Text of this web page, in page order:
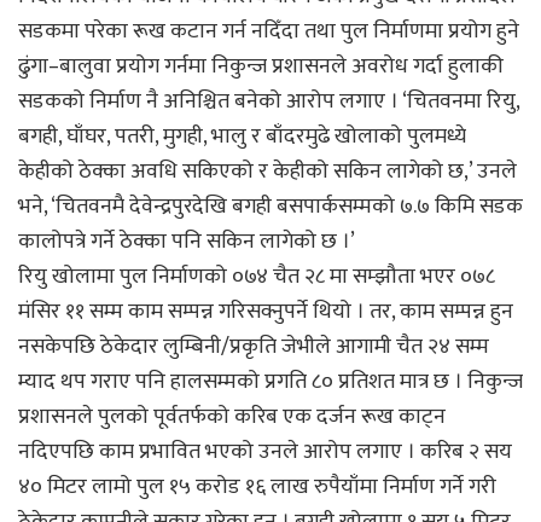
सडकमा परेका रूख कटान गर्न नदिँदा तथा पुल निर्माणमा प्रयोग हुने
ढुंगा–बालुवा प्रयोग गर्नमा निकुन्ज प्रशासनले अवरोध गर्दा हुलाकी
सडकको निर्माण नै अनिश्चित बनेको आरोप लगाए । ‘चितवनमा रियु,
बगही, घाँघर, पतरी, मुगही, भालु र बाँदरमुढे खोलाको पुलमध्ये
केहीको ठेक्का अवधि सकिएको र केहीको सकिन लागेको छ,’ उनले
भने, ‘चितवनमै देवेन्द्रपुरदेखि बगही बसपार्कसम्मको ७.७ किमि सडक
कालोपत्रे गर्ने ठेक्का पनि सकिन लागेको छ ।’
रियु खोलामा पुल निर्माणको ०७४ चैत २८ मा सम्झौता भएर ०७८
मंसिर ११ सम्म काम सम्पन्न गरिसक्नुपर्ने थियो । तर, काम सम्पन्न हुन
नसकेपछि ठेकेदार लुम्बिनी/प्रकृति जेभीले आगामी चैत २४ सम्म
म्याद थप गराए पनि हालसम्मको प्रगति ८० प्रतिशत मात्र छ । निकुन्ज
प्रशासनले पुलको पूर्वतर्फको करिब एक दर्जन रूख काट्न
नदिएपछि काम प्रभावित भएको उनले आरोप लगाए । करिब २ सय
४० मिटर लामो पुल १५ करोड १६ लाख रुपैयाँमा निर्माण गर्ने गरी